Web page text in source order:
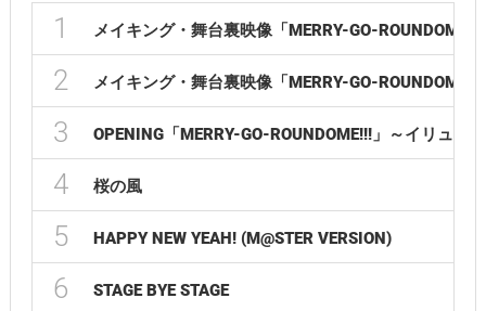
1 メイキング・舞台裏映像「MERRY-GO-
2 メイキング・舞台裏映像「MERRY-GO-
3 OPENING「MERRY-GO-ROUNDOME!!!」～イリュー
4 桜の風
5 HAPPY NEW YEAH! (M@STER VERSION)
6 STAGE BYE STAGE